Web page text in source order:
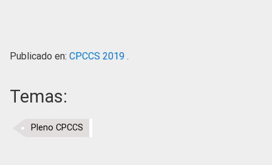
Publicado en: CPCCS 2019 .
Temas:
Pleno CPCCS